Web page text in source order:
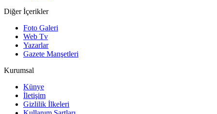
Diğer İçerikler
Foto Galeri
Web Tv
Yazarlar
Gazete Manşetleri
Kurumsal
Künye
İletişim
Gizlilik İlkeleri